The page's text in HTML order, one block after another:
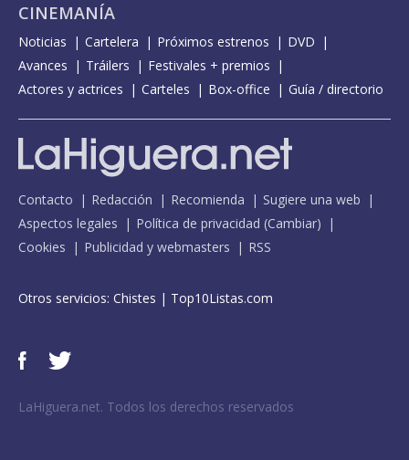
CINEMANÍA
Noticias Cartelera Próximos estrenos
DVD
Avances
Tráilers
Festivales + premios
Actores y actrices
Carteles Box-office Guía / directorio
Contacto Redacción Recomienda
Sugiere una web
Aspectos legales
Política de privacidad (Cambiar)
Cookies
Publicidad y webmasters RSS
Otros servicios: Chistes | Top10Listas.com
LaHiguera.net. Todos los derechos reservados